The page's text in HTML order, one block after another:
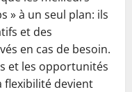
» à un seul plan: ils
et des
en cas de besoin.
et les opportunités
flexibilité devient